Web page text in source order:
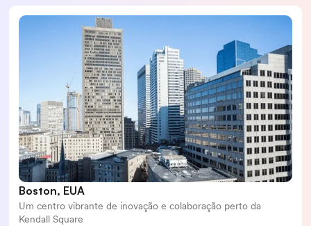
Boston, EUA
Um centro vibrante de inovação e colaboração perto da
Kendall Square